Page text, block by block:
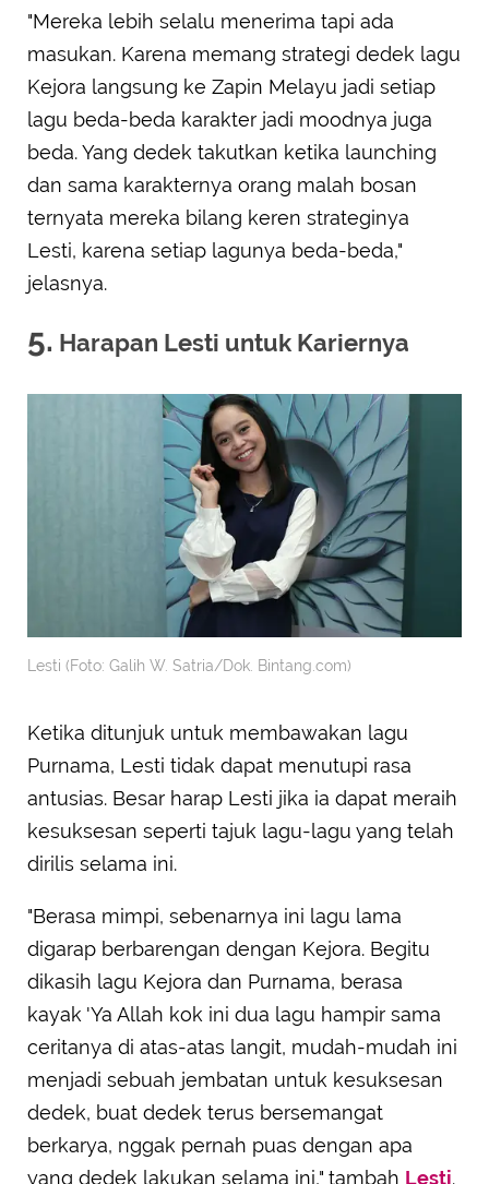
"Mereka lebih selalu menerima tapi ada
masukan. Karena memang strategi dedek lagu
Kejora langsung ke Zapin Melayu jadi setiap
lagu beda-beda karakter jadi moodnya juga
beda. Yang dedek takutkan ketika launching
dan sama karakternya orang malah bosan
ternyata mereka bilang keren strateginya
Lesti, karena setiap lagunya beda-beda,"
jelasnya.
5. Harapan Lesti untuk Kariernya
Lesti (Foto: Galih W. Satria/Dok. Bintang.com)
Ketika ditunjuk untuk membawakan lagu
Purnama, Lesti tidak dapat menutupi rasa
antusias. Besar harap Lesti jika ia dapat meraih
kesuksesan seperti tajuk lagu-lagu yang telah
dirilis selama ini.
"Berasa mimpi, sebenarnya ini lagu lama
digarap berbarengan dengan Kejora. Begitu
dikasih lagu Kejora dan Purnama, berasa
kayak 'Ya Allah kok ini dua lagu hampir sama
ceritanya di atas-atas langit, mudah-mudah ini
menjadi sebuah jembatan untuk kesuksesan
dedek, buat dedek terus bersemangat
berkarya, nggak pernah puas dengan apa
yang dedek lakukan selama ini," tambah Lesti.